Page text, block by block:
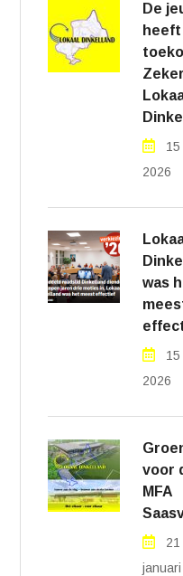
De
2026
was
2026
voor
MFA
21